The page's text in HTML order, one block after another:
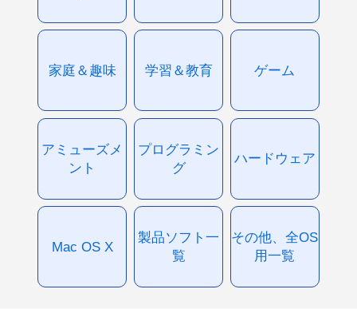
家庭＆趣味 学習＆教育 ゲーム
アミューズメ
ント
プログラミン
グ
ハードウェア
Mac OS X
製品ソフト一
覧
その他、全OS
用一覧